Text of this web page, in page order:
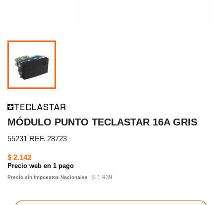
MÓDULO PUNTO TECLASTAR 16A GRIS
55231 REF. 28723
$ 2.142
Precio web en 1 pago
Precio sin Impuestos Nacionales $ 1.939